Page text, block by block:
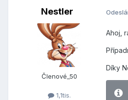
Nestler
Členové_50
1,1tis.
Ahoj,
Díky